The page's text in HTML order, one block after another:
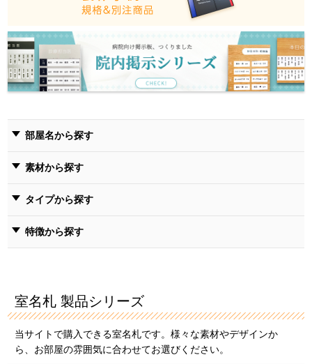
部屋名から探す
素材から探す
タイプから探す
特徴から探す
室名札 製品シリーズ
当サイトで購入できる室名札です。様々な素材やデザインか
ら、お部屋の雰囲気に合わせてお選びください。